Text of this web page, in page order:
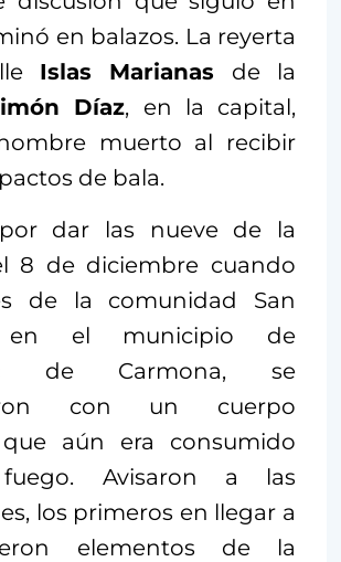
en balazos. La reyerta
Islas Marianas de la
Díaz, en la capital,
muerto al recibir
de bala.
dar las nueve de la
8 de diciembre cuando
de la comunidad San
en el municipio de
de Carmona, se
con un cuerpo
aún era consumido
Avisaron a las
los primeros en llegar a
elementos de la